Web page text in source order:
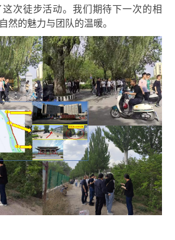
次徒步活动。 我们期待下一次的相
然的魅力与团队的温暖。